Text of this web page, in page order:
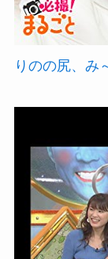
りのの尻、